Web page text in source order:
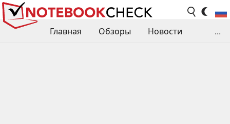
Главная Обзоры
Новости
...